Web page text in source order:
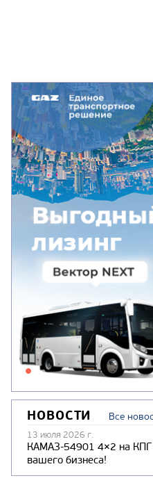
НОВОСТИ Все
13 июля 2026 г.
КАМАЗ-54901 4×2 на
вашего бизнеса!